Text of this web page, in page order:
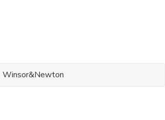
Winsor&Newton